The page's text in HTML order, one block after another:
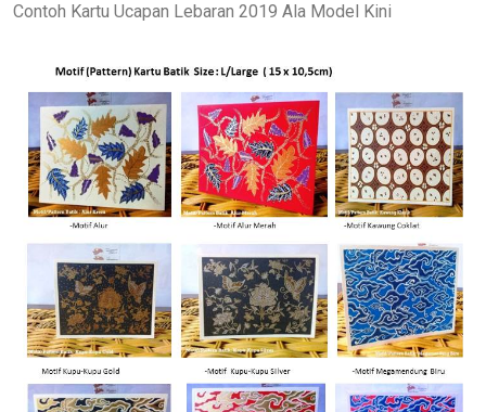
Contoh Kartu Ucapan Lebaran 2019 Ala Model Kini